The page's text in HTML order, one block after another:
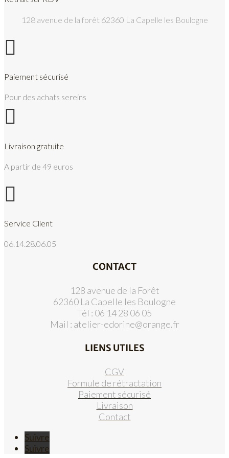
128 avenue de la forêt 62360 La Capelle les Boulogne

Paiement sécurisé
Pour des achats sereins

Livraison gratuite
A partir de 49 euros

Service Client
06.14.28.06.05
CONTACT
128 avenue de la Forêt
62360 La Capelle les Boulogne
Tél : 06 14 28 06 05
Mail : atelier-edorine@orange.fr
LIENS UTILES
CGV
Formule de rétractation
Paiement sécurisé
Livraison
Contact
Suivre
Suivre